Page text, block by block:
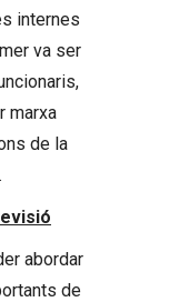
internes
va ser
marxa
de la
abordar
de